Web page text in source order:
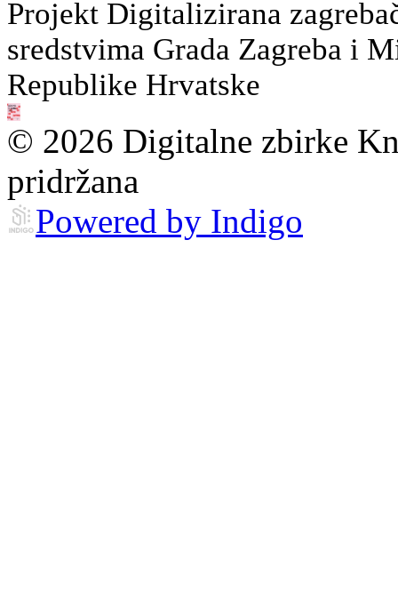
Projekt Digitalizirana
sredstvima Grada Zagreba i
Republike Hrvatske
© 2026 Digitalne zbirke
pridržana
Powered by Indigo